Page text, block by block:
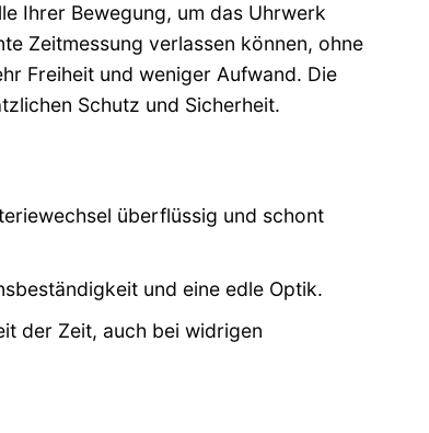
Ihrer Bewegung, um das Uhrwerk
Zeitmessung verlassen können, ohne
Freiheit und weniger Aufwand. Die
Schutz und Sicherheit.
überflüssig und schont
und eine edle Optik.
der Zeit, auch bei widrigen